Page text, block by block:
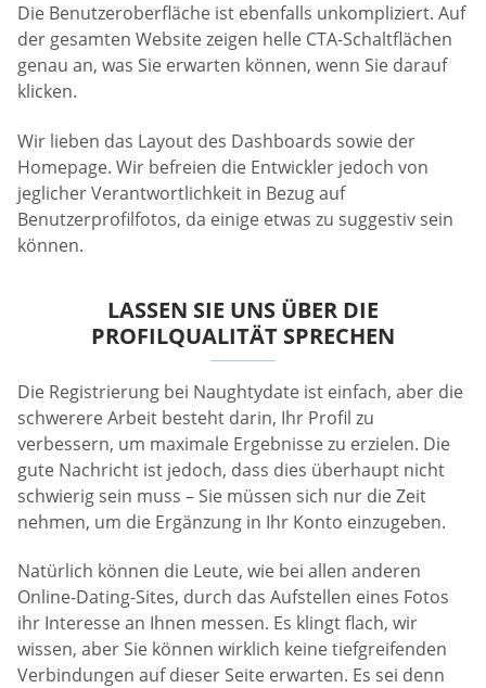
Die Benutzeroberfläche ist ebenfalls unkompliziert. Auf
der gesamten Website zeigen helle CTA-Schaltflächen
genau an, was Sie erwarten können, wenn Sie darauf
klicken.
Wir lieben das Layout des Dashboards sowie der
Homepage. Wir befreien die Entwickler jedoch von
jeglicher Verantwortlichkeit in Bezug auf
Benutzerprofilfotos, da einige etwas zu suggestiv sein
können.
LASSEN SIE UNS ÜBER DIE
PROFILQUALITÄT SPRECHEN
Die Registrierung bei Naughtydate ist einfach, aber die
schwerere Arbeit besteht darin, Ihr Profil zu
verbessern, um maximale Ergebnisse zu erzielen. Die
gute Nachricht ist jedoch, dass dies überhaupt nicht
schwierig sein muss – Sie müssen sich nur die Zeit
nehmen, um die Ergänzung in Ihr Konto einzugeben.
Natürlich können die Leute, wie bei allen anderen
Online-Dating-Sites, durch das Aufstellen eines Fotos
ihr Interesse an Ihnen messen. Es klingt flach, wir
wissen, aber Sie können wirklich keine tiefgreifenden
Verbindungen auf dieser Seite erwarten. Es sei denn